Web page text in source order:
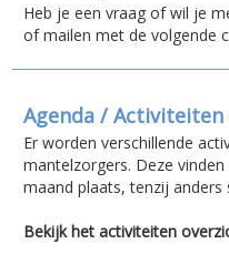
Heb je een vraag of wil je
of mailen met de volgende
Agenda / Activiteiten
Er worden verschillende
mantelzorgers. Deze
maand plaats, tenzij anders
Bekijk het activiteiten